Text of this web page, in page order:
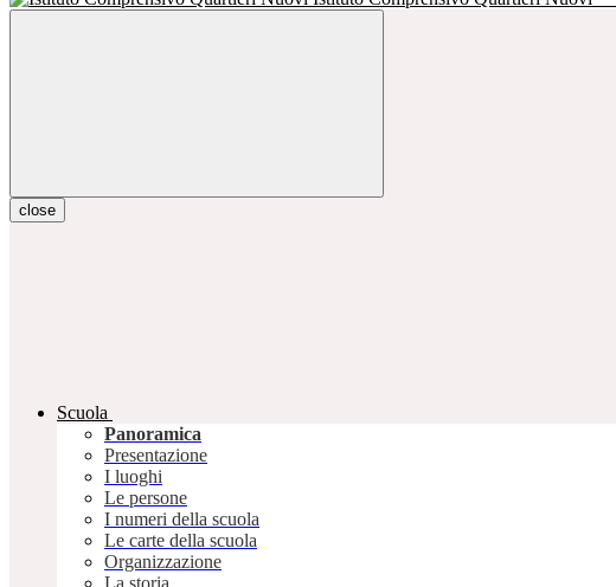
close
Scuola
Panoramica
Presentazione
I luoghi
Le persone
I numeri della scuola
Le carte della scuola
Organizzazione